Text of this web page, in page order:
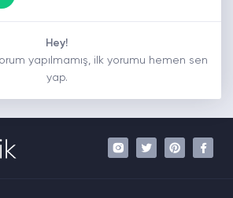
Hey!
yapılmamış, ilk yorumu hemen sen
yap.